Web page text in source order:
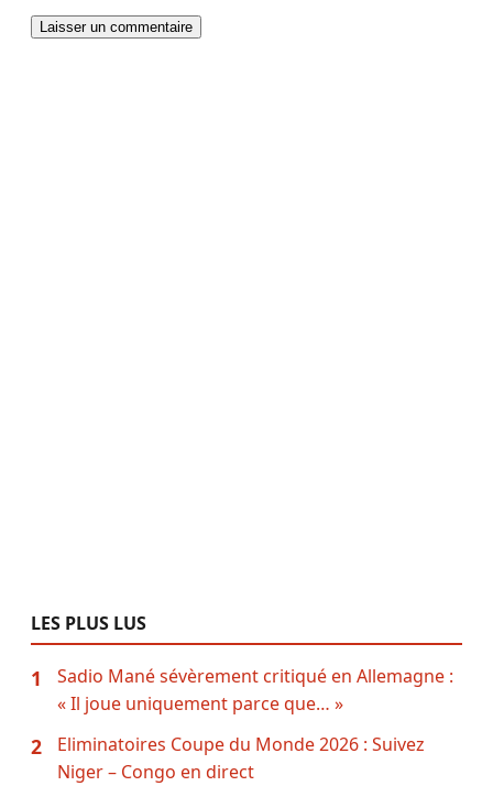
LES PLUS LUS
1
Sadio Mané sévèrement critiqué en Allemagne :
« Il joue uniquement parce que… »
2
Eliminatoires Coupe du Monde 2026 : Suivez
Niger – Congo en direct